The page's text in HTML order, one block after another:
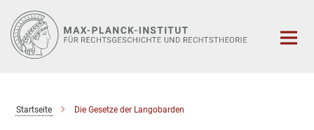
Hauptinhalt
Startseite Die Gesetze der Langobarden